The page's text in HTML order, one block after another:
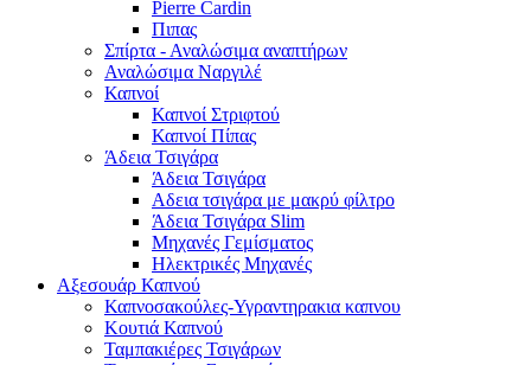
Pierre Cardin
Πιπας
Σπίρτα - Αναλώσιμα αναπτήρων
Αναλώσιμα Ναργιλέ
Καπνοί
Καπνοί Στριφτού
Καπνοί Πίπας
Άδεια Τσιγάρα
Άδεια Τσιγάρα
Αδεια τσιγάρα με μακρύ φίλτρο
Άδεια Τσιγάρα Slim
Μηχανές Γεμίσματος
Ηλεκτρικές Μηχανές
Αξεσουάρ Καπνού
Καπνοσακούλες-Υγραντηρακια καπνου
Κουτιά Καπνού
Ταμπακιέρες Τσιγάρων